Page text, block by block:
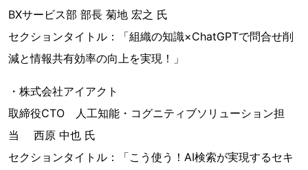
BXサービス部 部長 菊地 宏之 氏
セクションタイトル：「組織の知識×ChatGPTで問合せ削
減と情報共有効率の向上を実現！」
・株式会社アイアクト
取締役CTO 人工知能・コグニティブソリューション担
当 西原 中也 氏
セクションタイトル：「こう使う！AI検索が実現するセキ